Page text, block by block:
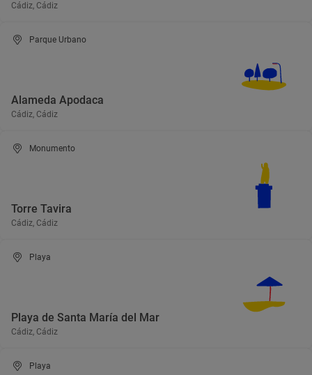
Cádiz, Cádiz
Parque Urbano
Alameda Apodaca
Cádiz, Cádiz
Monumento
Torre Tavira
Cádiz, Cádiz
Playa
Playa de Santa María del Mar
Cádiz, Cádiz
Playa